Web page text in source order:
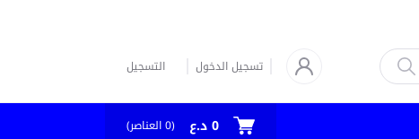
تسجيل الدخول التسجيل
0 د.ع (
0العناصر)